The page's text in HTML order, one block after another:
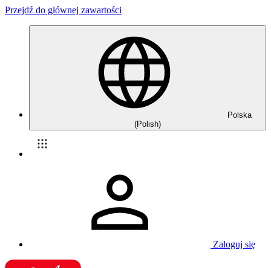
Przejdź do głównej zawartości
Polska
(Polish)
Zaloguj się